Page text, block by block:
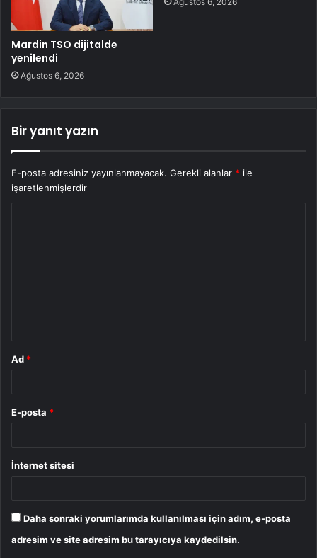
Mardin TSO dijitalde
yenilendi
Ağustos 6, 2026
Bir yanıt yazın
E-posta adresiniz yayınlanmayacak. Gerekli alanlar * ile
işaretlenmişlerdir
Ad *
E-posta *
İnternet sitesi
Daha sonraki yorumlarımda kullanılması için adım, e-posta
adresim ve site adresim bu tarayıcıya kaydedilsin.